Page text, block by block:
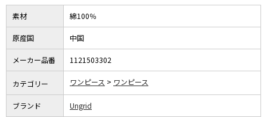
素材 綿100％
原産国 中国
メーカー品番 1121503302
カテゴリー ワンピース ワンピース
ブランド Ungrid